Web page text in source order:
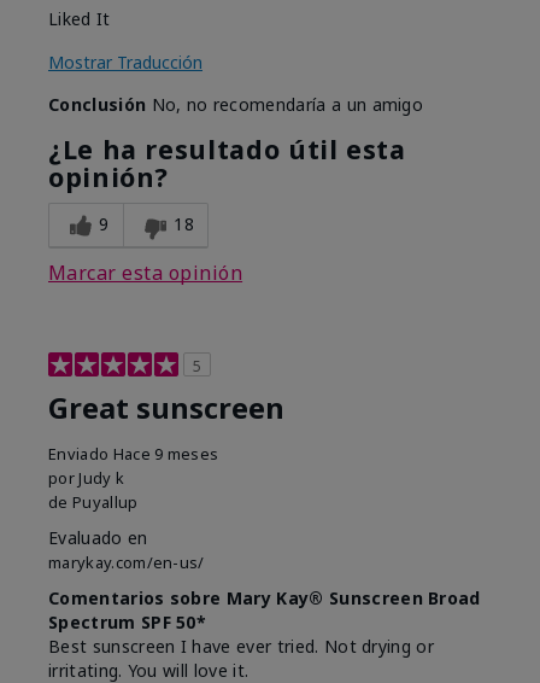
Liked It
Mostrar Traducción
Conclusión No, no recomendaría a un amigo
¿Le ha resultado útil esta
opinión?
9 18
Marcar esta opinión
5
Great sunscreen
Enviado Hace 9 meses
por Judy k
de Puyallup
Evaluado en
marykay.com/en-us/
Comentarios sobre Mary Kay® Sunscreen Broad
Spectrum SPF 50*
Best sunscreen I have ever tried. Not drying or
irritating. You will love it.